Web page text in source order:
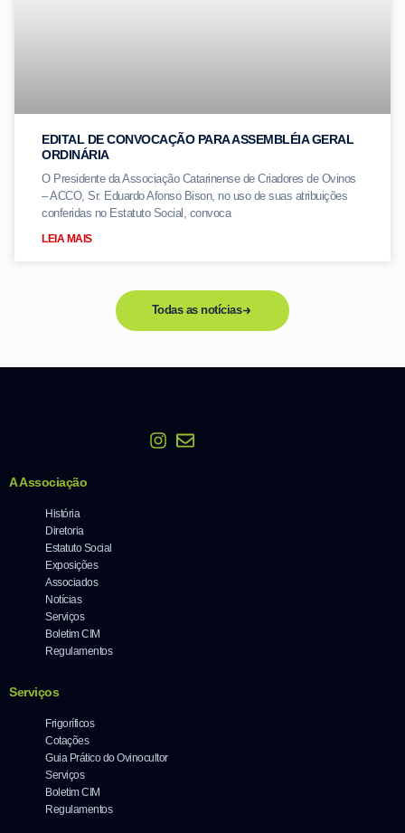
EDITAL DE CONVOCAÇÃO PARA ASSEMBLÉIA GERAL
ORDINÁRIA
O Presidente da Associação Catarinense de Criadores de Ovinos
– ACCO, Sr. Eduardo Afonso Bison, no uso de suas atribuições
conferidas no Estatuto Social, convoca
LEIA MAIS
Todas as notícias
A Associação
História
Diretoria
Estatuto Social
Exposições
Associados
Notícias
Serviços
Boletim CIM
Regulamentos
Serviços
Frigoríficos
Cotações
Guia Prático do Ovinocultor
Serviços
Boletim CIM
Regulamentos